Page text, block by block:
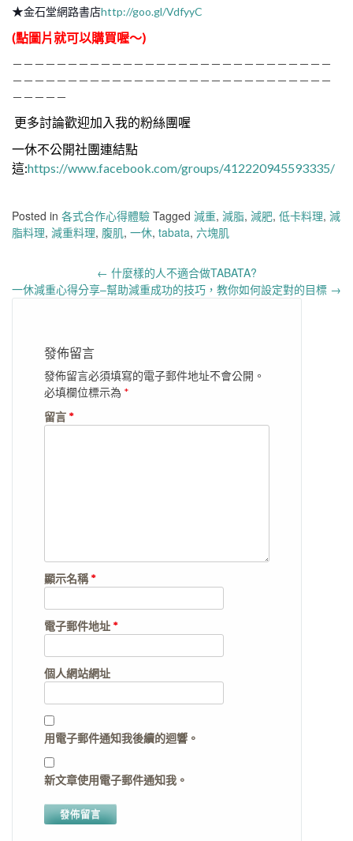
★金石堂網路書店http://goo.gl/VdfyyC
(點圖片就可以購買喔～)
－－－－－－－－－－－－－－－－－－－－－－－－－－－－－
－－－－－－－－－－－－－－－－－－－－－－－－－－－－－
－－－－－
更多討論歡迎加入我的粉絲團喔
一休不公開社團連結點
這:https://www.facebook.com/groups/412220945593335/
Posted in 各式合作心得體驗 Tagged 減重, 減脂, 減肥, 低卡料理, 減
脂料理, 減重料理, 腹肌, 一休, tabata, 六塊肌
navigation
← 什麼樣的人不適合做TABATA?
一休減重心得分享–幫助減重成功的技巧，教你如何設定對的目標 →
發佈留言
發佈留言必須填寫的電子郵件地址不會公開。
必填欄位標示為 *
留言 *
顯示名稱*
電子郵件地址 *
個人網站網址
用電子郵件通知我後續的迴響。
新文章使用電子郵件通知我。